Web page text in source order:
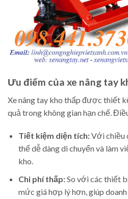
Ưu điểm của xe nâng tay
Xe nâng tay kho thấp được thiết
quả trong không gian hạn chế.
Tiết kiệm diện tích:Với chiều
thể dễ dàng di chuyển và làm
kho.
Chi phí thấp:So với các thiết
mức giá hợp lý hơn, giúp